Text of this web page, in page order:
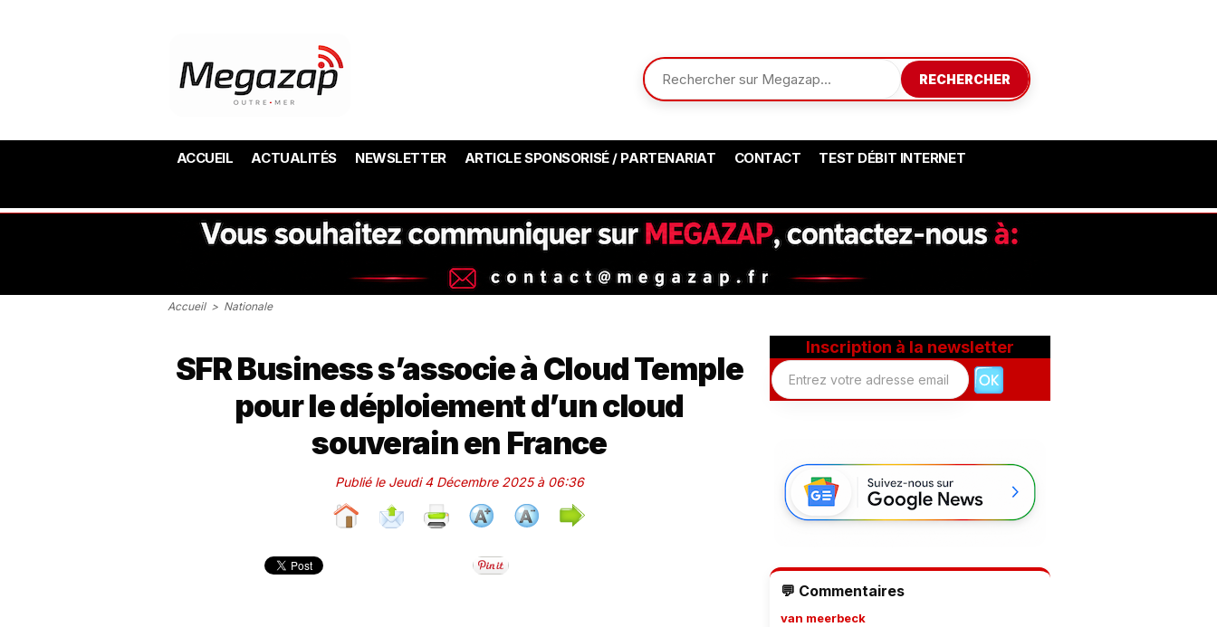
RECHERCHER
ACCUEIL ACTUALITÉS NEWSLETTER ARTICLE SPONSORISÉ / PARTENARIAT CONTACT TEST DÉBIT INTERNET
Accueil > Nationale
SFR Business s’associe à Cloud Temple
pour le déploiement d’un cloud
souverain en France
Publié le Jeudi 4 Décembre 2025 à 06:36
Inscription à la newsletter
💬 Commentaires
van meerbeck